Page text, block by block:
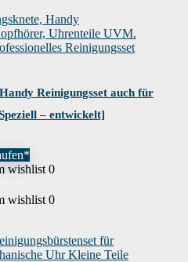
Reinigungsset auch für
– entwickelt]
wishlist 0
wishlist 0